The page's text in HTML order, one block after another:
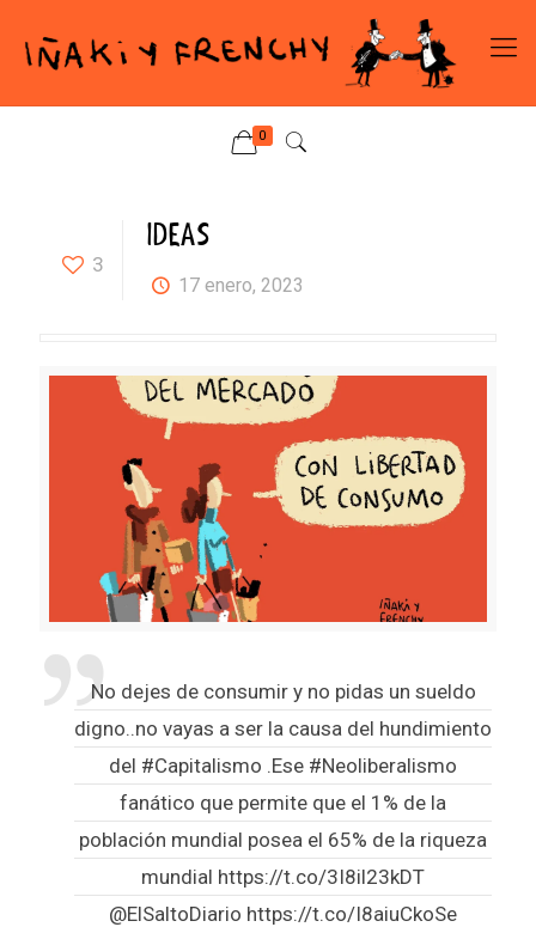
0
3
IDEAS
17 enero, 2023
No dejes de consumir y no pidas un sueldo
digno..no vayas a ser la causa del hundimiento
del #Capitalismo .Ese #Neoliberalismo
fanático que permite que el 1% de la
población mundial posea el 65% de la riqueza
mundial https://t.co/3I8il23kDT
@ElSaltoDiario https://t.co/I8aiuCkoSe